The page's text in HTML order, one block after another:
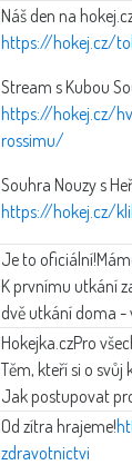
Náš den na
https://hokej.cz/
Stream s Kubou
https://hokej.cz/
rossimu/
Souhra Nouzy s
https://hokej.cz/
Je to oficiální!
K prvnímu utkání
dvě utkání doma -
Hokejka.czPro
Těm, kteří si o svůj
Jak postupovat
Od zítra hrajeme!
zdravotnictvi